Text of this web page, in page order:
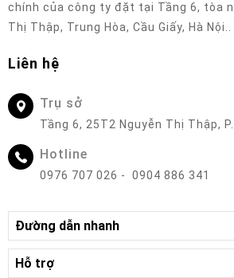
chính của công ty đặt tại Tầng 6, tòa
Thị Thập, Trung Hòa, Cầu Giấy, Hà Nội..
Liên hệ
Trụ sở
Tầng 6, 25T2 Nguyễn Thị Thập,
Hotline
0976 707 026 - 0904 886 341
Đường dẫn nhanh
Hỗ trợ